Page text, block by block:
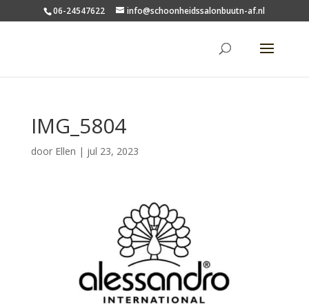
06-24547622 info@schoonheidssalonbuutn-af.nl
IMG_5804
door Ellen | jul 23, 2023